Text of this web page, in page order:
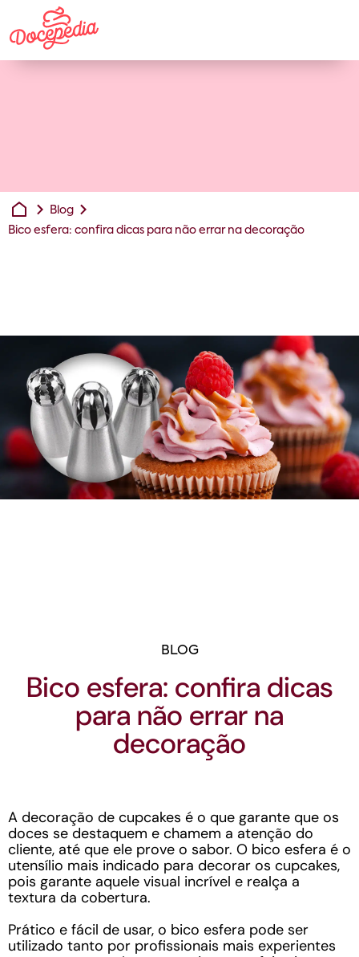
Blog
Bico esfera: confira dicas para não errar na decoração
BLOG
Bico esfera: confira dicas
para não errar na
decoração
A decoração de cupcakes é o que garante que os
doces se destaquem e chamem a atenção do
cliente, até que ele prove o sabor. O bico esfera é o
utensílio mais indicado para decorar os cupcakes,
pois garante aquele visual incrível e realça a
textura da cobertura.
Prático e fácil de usar, o bico esfera pode ser
utilizado tanto por profissionais mais experientes